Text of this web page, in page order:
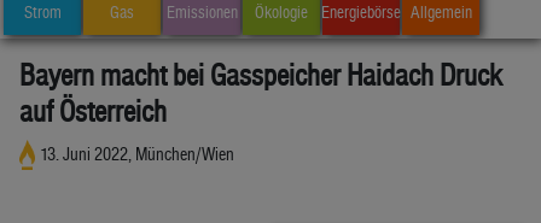
Strom Gas Emissionen Ökologie Energiebörse Allgemein
Bayern macht bei Gasspeicher Haidach Druck
auf Österreich
13. Juni 2022, München/Wien